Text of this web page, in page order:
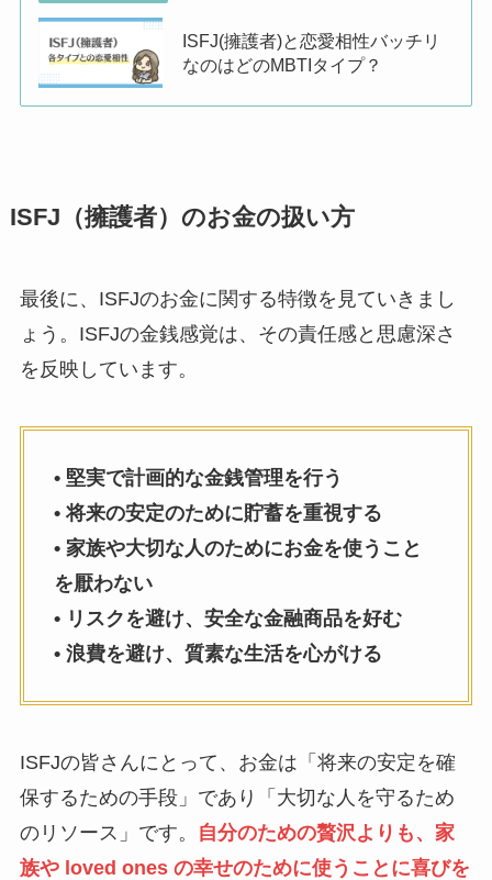
ISFJ(擁護者)と恋愛相性バッチリ
なのはどのMBTIタイプ？
ISFJ（擁護者）のお金の扱い方
最後に、ISFJのお金に関する特徴を見ていきまし
ょう。ISFJの金銭感覚は、その責任感と思慮深さ
を反映しています。
• 堅実で計画的な金銭管理を行う
• 将来の安定のために貯蓄を重視する
• 家族や大切な人のためにお金を使うこと
を厭わない
• リスクを避け、安全な金融商品を好む
• 浪費を避け、質素な生活を心がける
ISFJの皆さんにとって、お金は「将来の安定を確
保するための手段」であり「大切な人を守るため
のリソース」です。
自分のための贅沢よりも、家
族や loved ones の幸せのために使うことに喜びを